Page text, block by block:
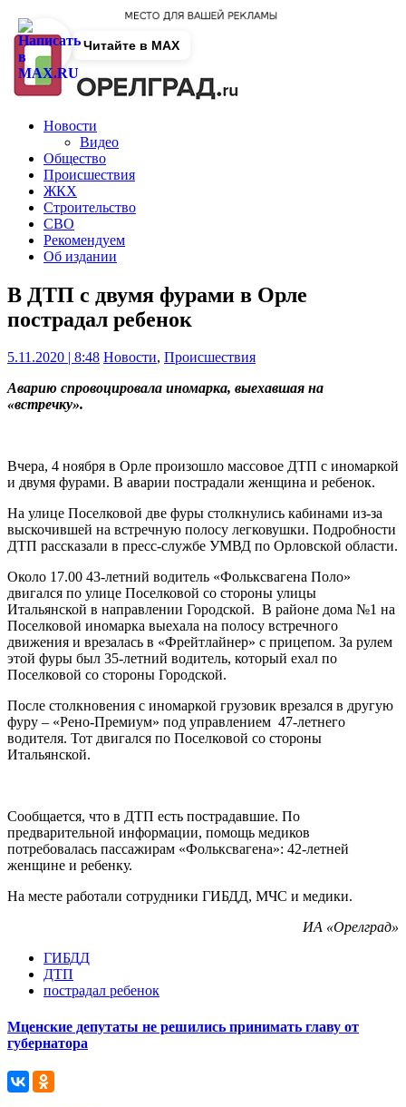
Новости
Видео
Общество
Происшествия
ЖКХ
Строительство
СВО
Рекомендуем
Об издании
В ДТП с двумя фурами в Орле
пострадал ребенок
5.11.2020 | 8:48 Новости, Происшествия
Аварию спровоцировала иномарка, выехавшая на
«встречку».
Вчера, 4 ноября в Орле произошло массовое ДТП с иномаркой
и двумя фурами. В аварии пострадали женщина и ребенок.
На улице Поселковой две фуры столкнулись кабинами из-за
выскочившей на встречную полосу легковушки. Подробности
ДТП рассказали в пресс-службе УМВД по Орловской области.
Около 17.00 43-летний водитель «Фольксвагена Поло»
двигался по улице Поселковой со стороны улицы
Итальянской в направлении Городской. В районе дома №1 на
Поселковой иномарка выехала на полосу встречного
движения и врезалась в «Фрейтлайнер» с прицепом. За рулем
этой фуры был 35-летний водитель, который ехал по
Поселковой со стороны Городской.
После столкновения с иномаркой грузовик врезался в другую
фуру – «Рено-Премиум» под управлением 47-летнего
водителя. Тот двигался по Поселковой со стороны
Итальянской.
Сообщается, что в ДТП есть пострадавшие. По
предварительной информации, помощь медиков
потребовалась пассажирам «Фольксвагена»: 42-летней
женщине и ребенку.
На месте работали сотрудники ГИБДД, МЧС и медики.
ИА «Орелград»
ГИБДД
ДТП
пострадал ребенок
Мценские депутаты не решились принимать главу от
губернатора
Читайте в MAX